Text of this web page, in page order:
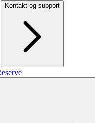
Kontakt og support